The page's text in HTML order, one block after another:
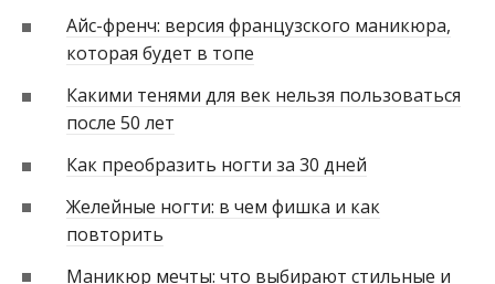
Айс-френч: версия французского маникюра,
которая будет в топе
Какими тенями для век нельзя пользоваться
после 50 лет
Как преобразить ногти за 30 дней
Желейные ногти: в чем фишка и как
повторить
Маникюр мечты: что выбирают стильные и